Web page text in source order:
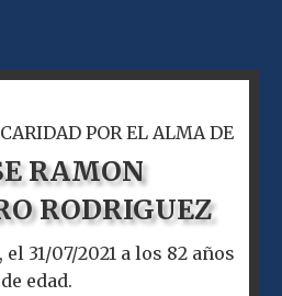
POR EL ALMA DE
RAMON
RODRIGUEZ
31/07/2021 a los 82 años
de edad.